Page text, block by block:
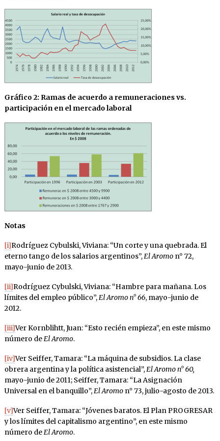
Gráfico 2: Ramas de acuerdo a remuneraciones vs.
participación en el mercado laboral
Notas
[i]Rodríguez Cybulski, Viviana: “Un corte y una quebrada. El
eterno tango de los salarios argentinos”,El Aromon° 72,
mayo-junio de 2013.
[ii]Rodríguez Cybulski, Viviana: “Hambre para mañana. Los
límites del empleo público”,El Aromo n° 66, mayo-junio de
2012.
[iii]Ver Kornblihtt, Juan: “Esto recién empieza”, en este mismo
número deEl Aromo.
[iv]Ver Seiffer, Tamara: “La máquina de subsidios. La clase
obrera argentina y la política asistencial”,El Aromo n° 60,
mayo-junio de 2011; Seiffer, Tamara: “La Asignación
Universal en el banquillo”,El Aromo n° 73, julio-agosto de 2013.
[v]Ver Seiffer, Tamara: “Jóvenes baratos. El Plan PROGRESAR
y los límites del capitalismo argentino”, en este mismo
número deEl Aromo.